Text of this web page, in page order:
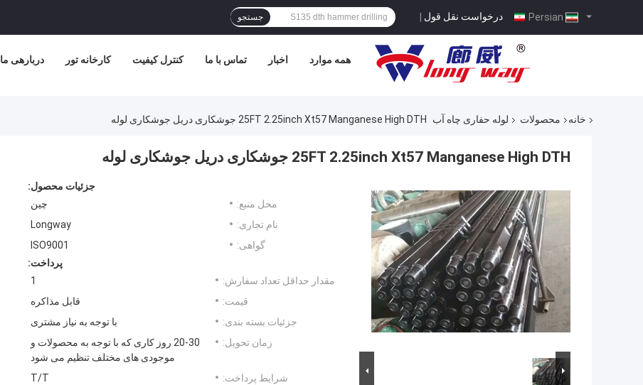
درخواست نقل قول | جستجو
دربارهی ما کارخانه تور کنترل کیفیت تماس با ما اخبار همه موارد
خانه محصولات لوله حفاری چاه آب 25FT 2.25inch Xt57 Manganese High DTH جوشکاری دریل جوشکاری لوله
25FT 2.25inch Xt57 Manganese High DTH جوشکاری دریل جوشکاری لوله
جزئیات محصول:
محل منبع:
چین
نام تجاری:
Longway
گواهی:
ISO9001
پرداخت:
مقدار حداقل تعداد سفارش:
1
قیمت:
قابل مذاکره
جزئیات بسته بندی:
با توجه به نیاز مشتری
زمان تحویل:
20-30 روز کاری که با توجه به محصولات و
موجودی های مختلف تنظیم می شود
شرایط پرداخت:
T/T